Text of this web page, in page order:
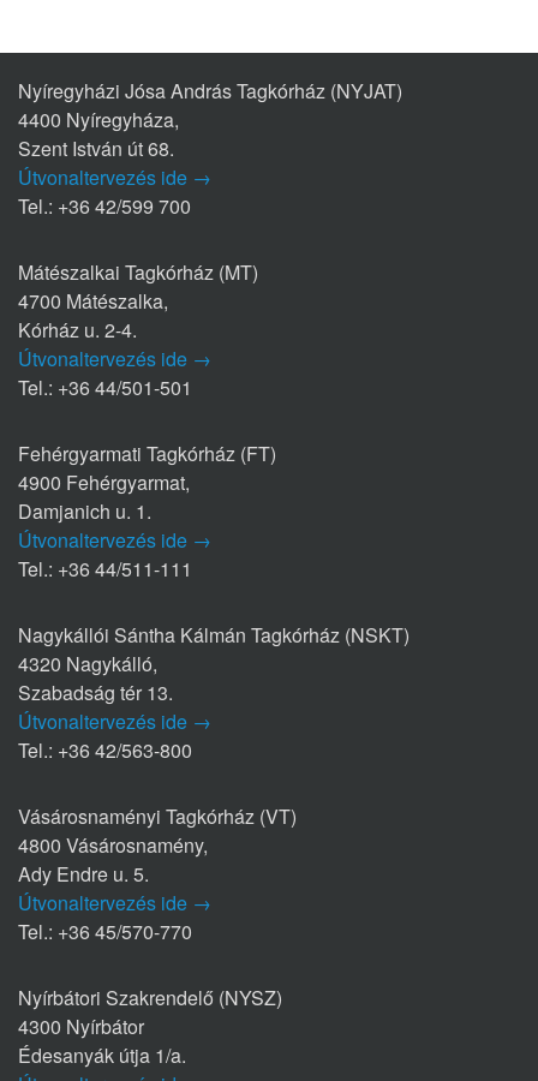
Nyíregyházi Jósa András Tagkórház (NYJAT)
4400 Nyíregyháza,
Szent István út 68.
Útvonaltervezés ide →
Tel.: +36 42/599 700
Mátészalkai Tagkórház (MT)
4700 Mátészalka,
Kórház u. 2-4.
Útvonaltervezés ide →
Tel.: +36 44/501-501
Fehérgyarmati Tagkórház (FT)
4900 Fehérgyarmat,
Damjanich u. 1.
Útvonaltervezés ide →
Tel.: +36 44/511-111
Nagykállói Sántha Kálmán Tagkórház (NSKT)
4320 Nagykálló,
Szabadság tér 13.
Útvonaltervezés ide →
Tel.: +36 42/563-800
Vásárosnaményi Tagkórház (VT)
4800 Vásárosnamény,
Ady Endre u. 5.
Útvonaltervezés ide →
Tel.: +36 45/570-770
Nyírbátori Szakrendelő (NYSZ)
4300 Nyírbátor
Édesanyák útja 1/a.